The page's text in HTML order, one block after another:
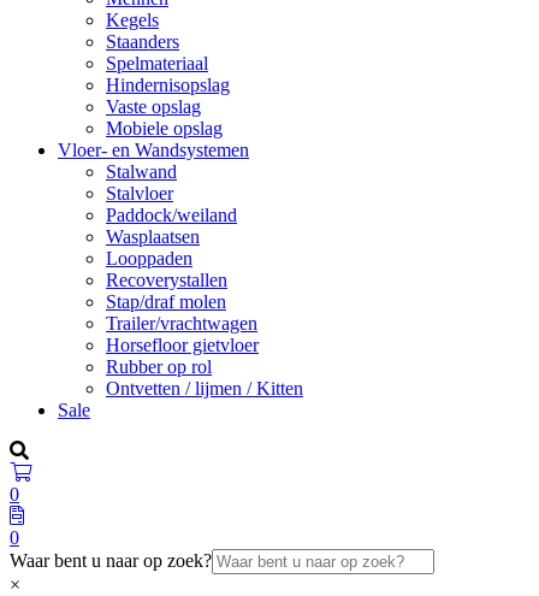
Kegels
Staanders
Spelmateriaal
Hindernisopslag
Vaste opslag
Mobiele opslag
Vloer- en Wandsystemen
Stalwand
Stalvloer
Paddock/weiland
Wasplaatsen
Looppaden
Recoverystallen
Stap/draf molen
Trailer/vrachtwagen
Horsefloor gietvloer
Rubber op rol
Ontvetten / lijmen / Kitten
Sale
0
0
Waar bent u naar op zoek?
×